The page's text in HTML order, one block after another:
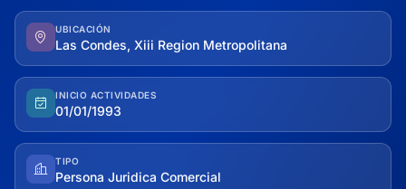
UBICACIÓN
Las Condes, Xiii Region Metropolitana
INICIO ACTIVIDADES
01/01/1993
TIPO
Persona Juridica Comercial